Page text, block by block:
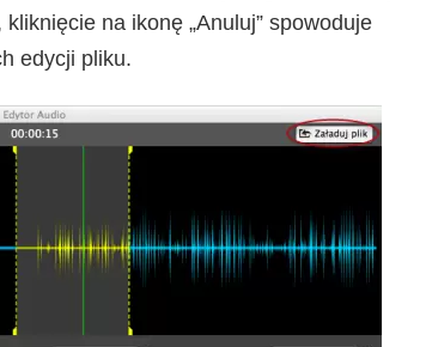
na ikonę „Anuluj” spowoduje
edycji pliku.